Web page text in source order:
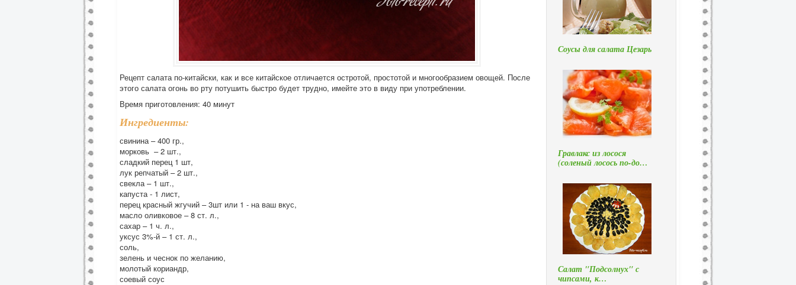
Рецепт салата по-китайски, как и все китайское отличается остротой, простотой и многообразием овощей. После
этого салата огонь во рту потушить быстро будет трудно, имейте это в виду при употреблении.
Время приготовления: 40 минут
Ингредиенты:
свинина – 400 гр.,
морковь – 2 шт.,
сладкий перец 1 шт,
лук репчатый – 2 шт.,
свекла – 1 шт.,
капуста - 1 лист,
перец красный жгучий – 3шт или 1 - на ваш вкус,
масло оливковое – 8 ст. л.,
сахар – 1 ч. л.,
уксус 3%-й – 1 ст. л.,
соль,
зелень и чеснок по желанию,
молотый кориандр,
соевый соус
Соусы для салата Цезарь
Гравлакс из лосося
(соленый лосось по-до…
Салат "Подсолнух" с
чипсами, к…